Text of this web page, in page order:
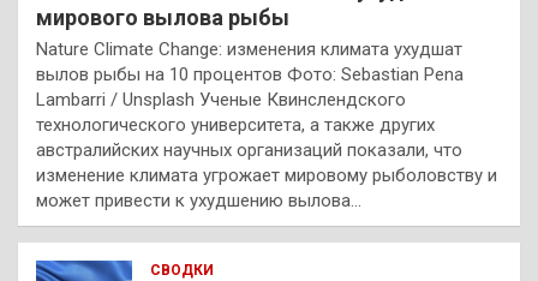
мирового вылова рыбы
Nature Climate Change: изменения климата ухудшат
вылов рыбы на 10 процентов Фото: Sebastian Pena
Lambarri / Unsplash Ученые Квинслендского
технологического университета, а также других
австралийских научных организаций показали, что
изменение климата угрожает мировому рыболовству и
может привести к ухудшению вылова…
СВОДКИ